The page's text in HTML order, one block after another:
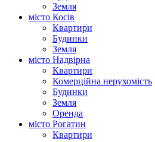
Земля
місто Косів
Квартири
Будинки
Земля
місто Надвірна
Квартири
Комерційна нерухомість
Будинки
Земля
Оренда
місто Рогатин
Квартири